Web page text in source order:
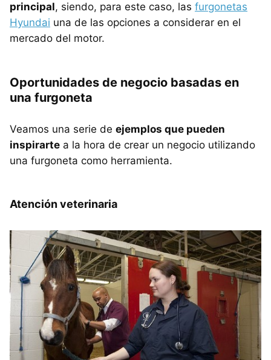
principal, siendo, para este caso, las furgonetas
Hyundai una de las opciones a considerar en el
mercado del motor.
Oportunidades de negocio basadas en
una furgoneta
Veamos una serie de ejemplos que pueden
inspirarte a la hora de crear un negocio utilizando
una furgoneta como herramienta.
Atención veterinaria